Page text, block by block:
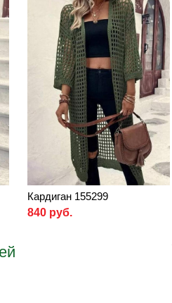
Кардиган 155299
840 руб.